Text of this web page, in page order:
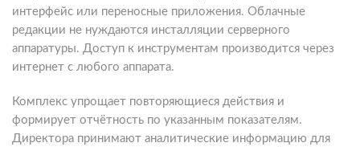
интерфейс или переносные приложения. Облачные
редакции не нуждаются инсталляции серверного
аппаратуры. Доступ к инструментам производится через
интернет с любого аппарата.
Комплекс упрощает повторяющиеся действия и
формирует отчётность по указанным показателям.
Директора принимают аналитические информацию для